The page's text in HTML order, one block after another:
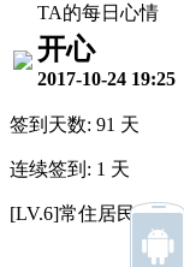
TA的每日心情
开心
2017-10-24 19:25
签到天数: 91 天
连续签到: 1 天
[LV.6]常住居民II